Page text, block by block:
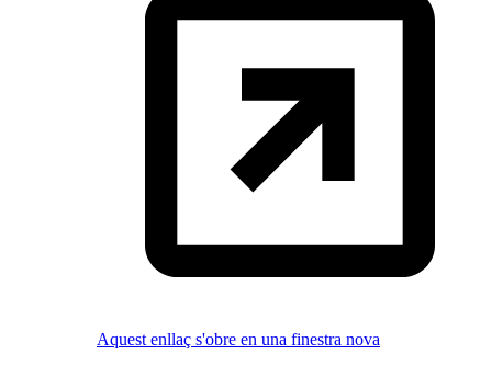
Aquest enllaç s'obre en una finestra nova